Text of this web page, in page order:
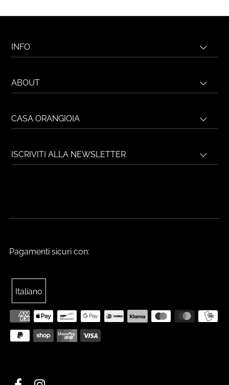
INFO
ABOUT
CASA ORANGIOIA
ISCRIVITI ALLA NEWSLETTER
Pagamenti sicuri con:
Italiano